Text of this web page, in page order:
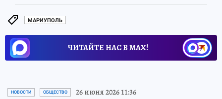
МАРИУПОЛЬ
ЧИТАЙТЕ НАС В МАХ!
НОВОСТИ ОБЩЕСТВО 26 июня 2026 11:36